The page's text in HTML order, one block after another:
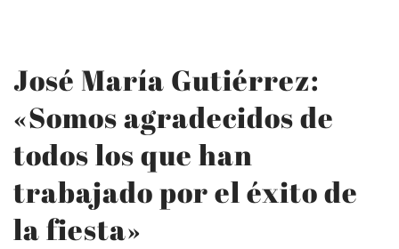
José María Gutiérrez:
«Somos agradecidos de
todos los que han
trabajado por el éxito de
la fiesta»